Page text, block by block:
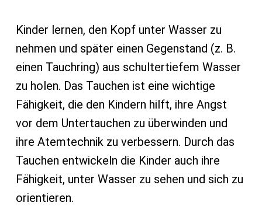
Kinder lernen, den Kopf unter Wasser zu
nehmen und später einen Gegenstand (z. B.
einen Tauchring) aus schultertiefem Wasser
zu holen. Das Tauchen ist eine wichtige
Fähigkeit, die den Kindern hilft, ihre Angst
vor dem Untertauchen zu überwinden und
ihre Atemtechnik zu verbessern. Durch das
Tauchen entwickeln die Kinder auch ihre
Fähigkeit, unter Wasser zu sehen und sich zu
orientieren.